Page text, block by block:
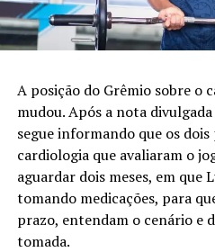
A posição do Grêmio sobre o
mudou. Após a nota
segue informando que os
cardiologia que avaliaram o
aguardar dois meses, em que
tomando medicações, para
prazo, entendam o cenário e
tomada.